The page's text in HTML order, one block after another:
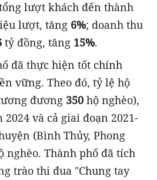
lượt khách đến thành
lượt, tăng 6%; doanh thu
tỷ đồng, tăng 15%.
đã thực hiện tốt chính
vững. Theo đó, tỷ lệ hộ
đương 350 hộ nghèo),
và cả giai đoạn 2021-
(Bình Thủy, Phong
nghèo. Thành phố đã tích
trào thi đua "Chung tay